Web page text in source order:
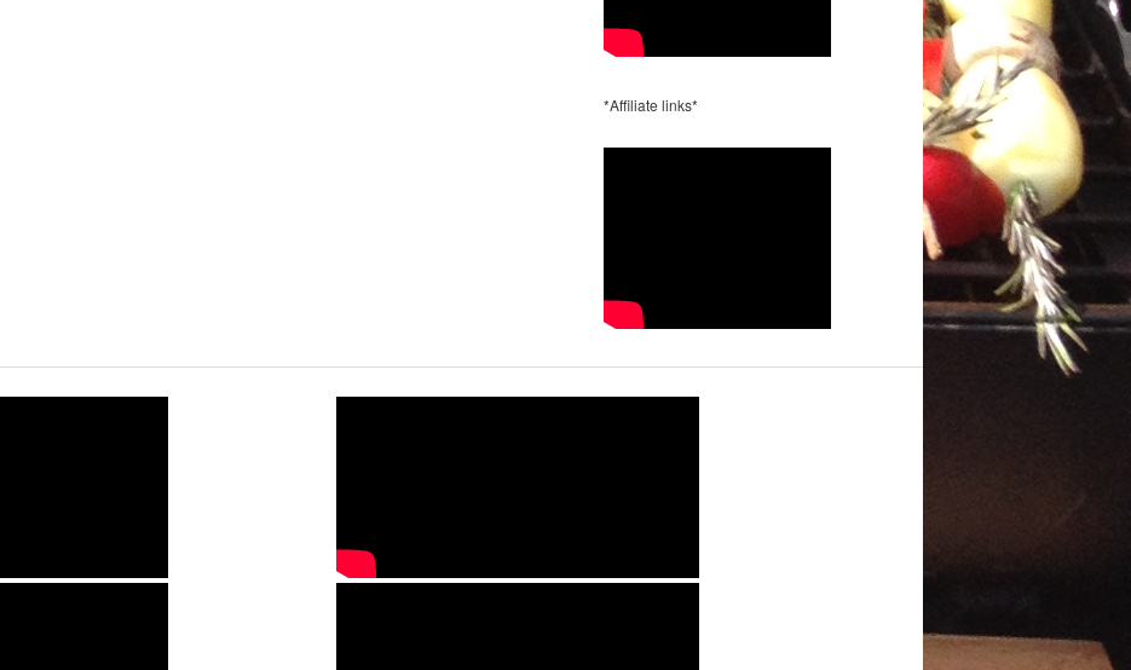
*Affiliate links*